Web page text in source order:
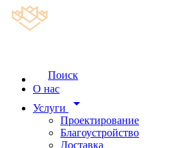
Поиск
О нас
Услуги
arrow_drop_down
Проектирование
Благоустройство
Доставка